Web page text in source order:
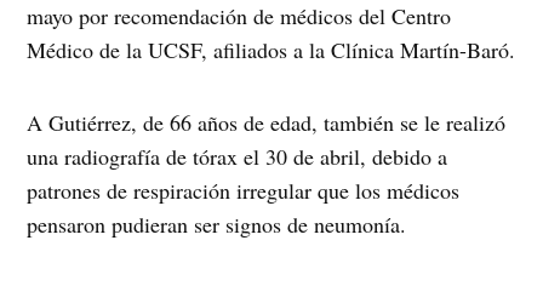
mayo por recomendación de médicos del Centro
Médico de la UCSF, afiliados a la Clínica Martín-Baró.
A Gutiérrez, de 66 años de edad, también se le realizó
una radiografía de tórax el 30 de abril, debido a
patrones de respiración irregular que los médicos
pensaron pudieran ser signos de neumonía.